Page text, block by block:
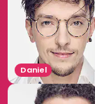
Daniel